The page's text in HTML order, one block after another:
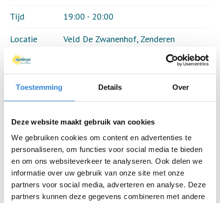
Toestemming Details Over
Deze website maakt gebruik van cookies
We gebruiken cookies om content en advertenties te
personaliseren, om functies voor social media te bieden
en om ons websiteverkeer te analyseren. Ook delen we
informatie over uw gebruik van onze site met onze
partners voor social media, adverteren en analyse. Deze
partners kunnen deze gegevens combineren met andere
Tijd
19:00 - 20:00
Locatie
Veld De Zwanenhof, Zenderen
Thema
Kosten
Aanmelden is niet meer mogelijk.
Download hier de poster